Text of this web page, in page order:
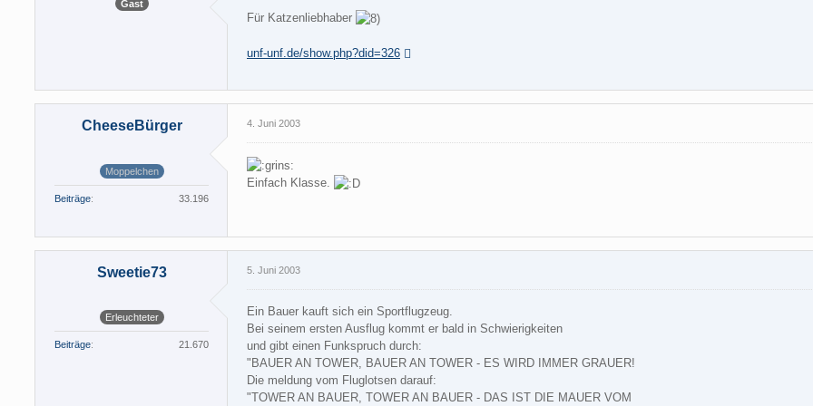
Gast
Für Katzenliebhaber
unf-unf.de/show.php?did=326
CheeseBürger
Moppelchen
Beiträge 33.196
4. Juni 2003
Einfach Klasse.
Sweetie73
Erleuchteter
Beiträge 21.670
5. Juni 2003
Ein Bauer kauft sich ein Sportflugzeug.
Bei seinem ersten Ausflug kommt er bald in Schwierigkeiten
und gibt einen Funkspruch durch:
"BAUER AN TOWER, BAUER AN TOWER - ES WIRD IMMER GRAUER!
Die meldung vom Fluglotsen darauf:
"TOWER AN BAUER, TOWER AN BAUER - DAS IST DIE MAUER VOM